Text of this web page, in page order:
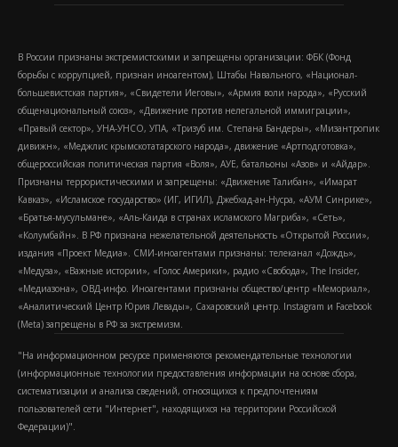
В России признаны экстремистскими и запрещены организации: ФБК (Фонд
борьбы с коррупцией, признан иноагентом), Штабы Навального, «Национал-
большевистская партия», «Свидетели Иеговы», «Армия воли народа», «Русский
общенациональный союз», «Движение против нелегальной иммиграции»,
«Правый сектор», УНА-УНСО, УПА, «Тризуб им. Степана Бандеры», «Мизантропик
дивижн», «Меджлис крымскотатарского народа», движение «Артподготовка»,
общероссийская политическая партия «Воля», АУЕ, батальоны «Азов» и «Айдар».
Признаны террористическими и запрещены: «Движение Талибан», «Имарат
Кавказ», «Исламское государство» (ИГ, ИГИЛ), Джебхад-ан-Нусра, «АУМ Синрике»,
«Братья-мусульмане», «Аль-Каида в странах исламского Магриба», «Сеть»,
«Колумбайн». В РФ признана нежелательной деятельность «Открытой России»,
издания «Проект Медиа». СМИ-иноагентами признаны: телеканал «Дождь»,
«Медуза», «Важные истории», «Голос Америки», радио «Свобода», The Insider,
«Медиазона», ОВД-инфо. Иноагентами признаны общество/центр «Мемориал»,
«Аналитический Центр Юрия Левады», Сахаровский центр. Instagram и Facebook
(Metа) запрещены в РФ за экстремизм.
"На информационном ресурсе применяются рекомендательные технологии
(информационные технологии предоставления информации на основе сбора,
систематизации и анализа сведений, относящихся к предпочтениям
пользователей сети "Интернет", находящихся на территории Российской
Федерации)".